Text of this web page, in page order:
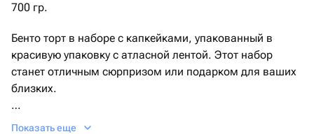
при заказе, либо сообщением.
Дизайн также можно обговорить после оформления
заказа.
700 гр.
Бенто торт в наборе с капкейками, упакованный в
красивую упаковку с атласной лентой. Этот набор
станет отличным сюрпризом или подарком для ваших
близких.
Наш бенто торт можно подарить на любое
Показать еще